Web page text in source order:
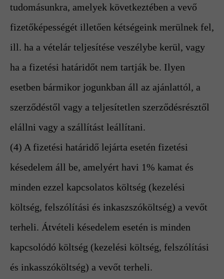
tudomásunkra, amelyek következtében a vevő
fizetőképességét illetően kétségeink merülnek fel,
ill. ha a vételár teljesítése veszélybe kerül, vagy
ha a fizetési határidőt nem tartják be. Ilyen
esetben bármikor jogunkban áll az ajánlattól, a
szerződéstől vagy a teljesítetlen szerződésrésztől
elállni vagy a szállítást leállítani.
(4) A fizetési határidő lejárta esetén fizetési
késedelem áll be, amelyért havi 1% kamat és
minden ezzel kapcsolatos költség (kezelési
költség, felszólítási és inkaszszóköltség) a vevőt
terheli. Átvételi késedelem esetén is minden
kapcsolódó költség (kezelési költség, felszólítási
és inkasszóköltség) a vevőt terheli.